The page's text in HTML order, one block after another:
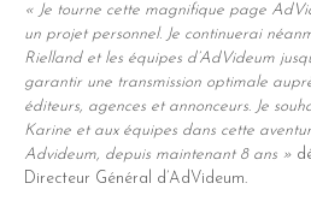
« Je tourne cette magnifique page
un projet personnel. Je continuerai
Rielland et les équipes d’AdVideum
garantir une transmission optimale
éditeurs, agences et annonceurs. Je
Karine et aux équipes dans cette
Advideum, depuis maintenant 8 ans »
Directeur Général d’AdVideum.